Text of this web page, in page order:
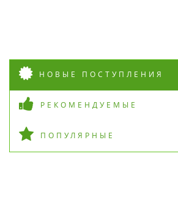
НОВЫЕ ПОСТУПЛЕНИЯ
РЕКОМЕНДУЕМЫЕ
ПОПУЛЯРНЫЕ